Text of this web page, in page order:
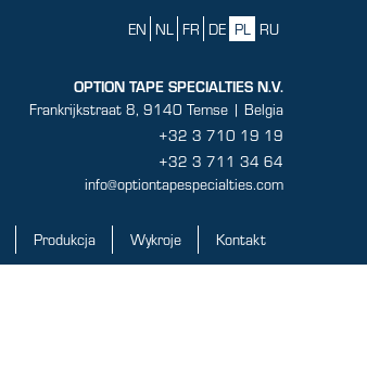
EN NL FR DE PL RU
OPTION TAPE SPECIALTIES N.V.
Frankrijkstraat 8, 9140 Temse | Belgia
+32 3 710 19 19
+32 3 711 34 64
info@optiontapespecialties.com
Produkcja Wykroje Kontakt